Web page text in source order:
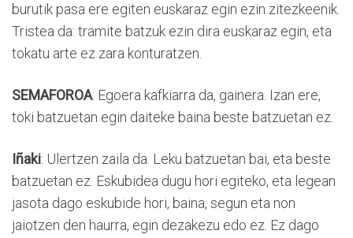
burutik pasa ere egiten euskaraz egin ezin zitezkeenik.
Tristea da: tramite batzuk ezin dira euskaraz egin, eta
tokatu arte ez zara konturatzen.
SEMAFOROA: Egoera kafkiarra da, gainera. Izan ere,
toki batzuetan egin daiteke baina beste batzuetan ez.
Iñaki: Ulertzen zaila da. Leku batzuetan bai, eta beste
batzuetan ez. Eskubidea dugu hori egiteko, eta legean
jasota dago eskubide hori, baina, segun eta non
jaiotzen den haurra, egin dezakezu edo ez. Ez dago